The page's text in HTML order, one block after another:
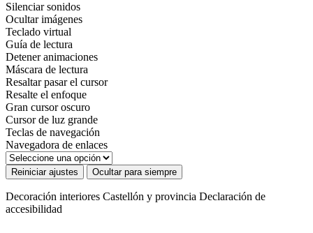
Silenciar sonidos
Ocultar imágenes
Teclado virtual
Guía de lectura
Detener animaciones
Máscara de lectura
Resaltar pasar el cursor
Resalte el enfoque
Gran cursor oscuro
Cursor de luz grande
Teclas de navegación
Navegadora de enlaces
Reiniciar ajustes Ocultar para siempre
Decoración interiores Castellón y provincia Declaración de
accesibilidad